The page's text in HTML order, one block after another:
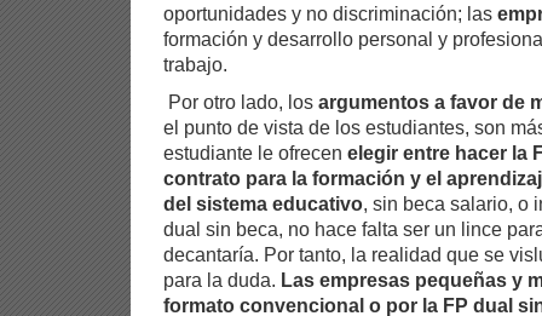
oportunidades y no discriminación; las
formación y desarrollo personal y
trabajo.
Por otro lado, los argumentos a favor de
el punto de vista de los estudiantes, son
estudiante le ofrecen elegir entre hacer la
contrato para la formación y el
del sistema educativo, sin beca salario, o
dual sin beca, no hace falta ser un lince
decantaría. Por tanto, la realidad que se
para la duda. Las empresas pequeñas y
formato convencional o por la FP dual